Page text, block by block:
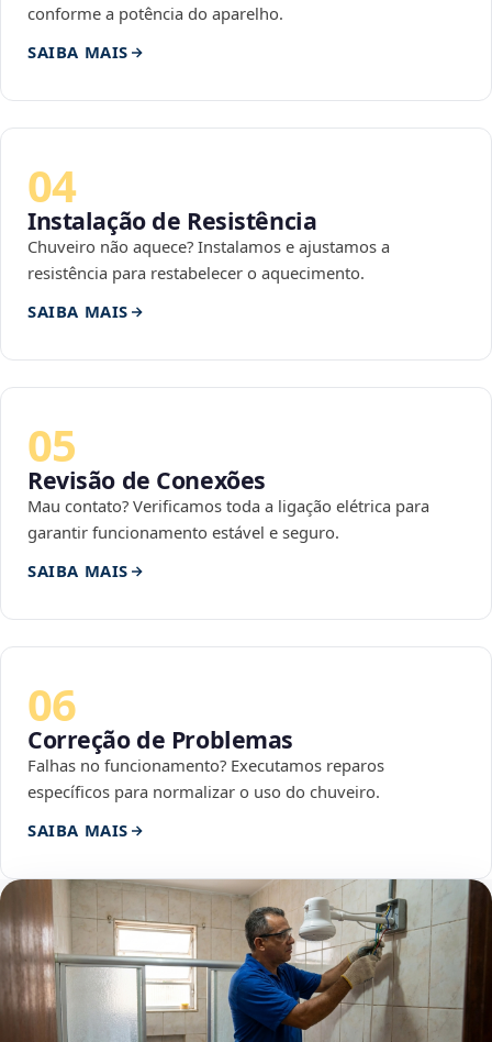
conforme a potência do aparelho.
SAIBA MAIS
04
Instalação de Resistência
Chuveiro não aquece? Instalamos e ajustamos a
resistência para restabelecer o aquecimento.
SAIBA MAIS
05
Revisão de Conexões
Mau contato? Verificamos toda a ligação elétrica para
garantir funcionamento estável e seguro.
SAIBA MAIS
06
Correção de Problemas
Falhas no funcionamento? Executamos reparos
específicos para normalizar o uso do chuveiro.
SAIBA MAIS